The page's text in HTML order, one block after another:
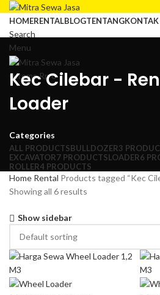
HOMERENTALBLOGTENTANGKONTAK
Search
Menu
0itemsRp0
Kec Cilebar -
Loader
Categories
ALL PRODUCTSBULLDOZER3
EXCAVATOR7 PRODUCTSLOADER6
ROLLER4 PRODUCTS
Home Rental Products tagged “Kec
Showing all 6 results
Show sidebar